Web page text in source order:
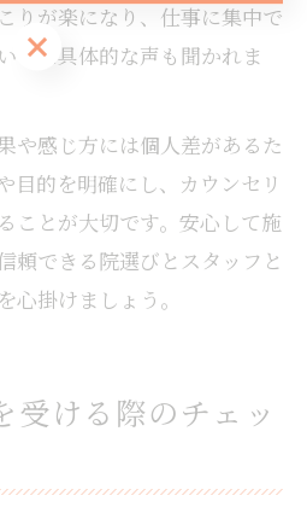
りが楽になり、仕事に集中で
った具体的な声も聞かれま
や感じ方には個人差があるた
目的を明確にし、カウンセリ
ことが大切です。安心して施
頼できる院選びとスタッフと
心掛けましょう。
受ける際のチェッ
合わせはこちら